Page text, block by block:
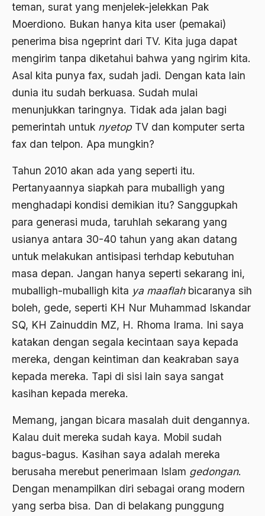
teman, surat yang menjelek-jelekkan Pak
Moerdiono. Bukan hanya kita user (pemakai)
penerima bisa ngeprint dari TV. Kita juga dapat
mengirim tanpa diketahui bahwa yang ngirim kita.
Asal kita punya fax, sudah jadi. Dengan kata lain
dunia itu sudah berkuasa. Sudah mulai
menunjukkan taringnya. Tidak ada jalan bagi
pemerintah untuk nyetop TV dan komputer serta
fax dan telpon. Apa mungkin?
Tahun 2010 akan ada yang seperti itu.
Pertanyaannya siapkah para muballigh yang
menghadapi kondisi demikian itu? Sanggupkah
para generasi muda, taruhlah sekarang yang
usianya antara 30-40 tahun yang akan datang
untuk melakukan antisipasi terhdap kebutuhan
masa depan. Jangan hanya seperti sekarang ini,
muballigh-muballigh kita ya maaflahbicaranya sih
boleh, gede, seperti KH Nur Muhammad Iskandar
SQ, KH Zainuddin MZ, H. Rhoma Irama. Ini saya
katakan dengan segala kecintaan saya kepada
mereka, dengan keintiman dan keakraban saya
kepada mereka. Tapi di sisi lain saya sangat
kasihan kepada mereka.
Memang, jangan bicara masalah duit dengannya.
Kalau duit mereka sudah kaya. Mobil sudah
bagus-bagus. Kasihan saya adalah mereka
berusaha merebut penerimaan Islam gedongan.
Dengan menampilkan diri sebagai orang modern
yang serba bisa. Dan di belakang punggung
Bank Central Amerika
Bank Mualat Indonesia
Bank Perkeditan rakyat
Bank Summa
bank syariah
Banten
Banyuwangi
Bapak Koperasi
Barathiya Janata Party
Barroness Cox
Batak
Batavia
BBM
Beethoven
Begin
Beijing
Belanakan
belanda
Belgia